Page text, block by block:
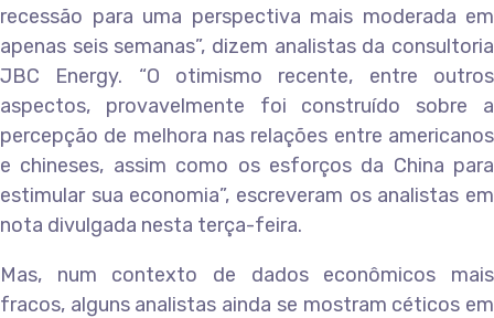
recessão para uma perspectiva mais moderada em
apenas seis semanas”, dizem analistas da consultoria
JBC Energy. “O otimismo recente, entre outros
aspectos, provavelmente foi construído sobre a
percepção de melhora nas relações entre americanos
e chineses, assim como os esforços da China para
estimular sua economia”, escreveram os analistas em
nota divulgada nesta terça-feira.
Mas, num contexto de dados econômicos mais
fracos, alguns analistas ainda se mostram céticos em